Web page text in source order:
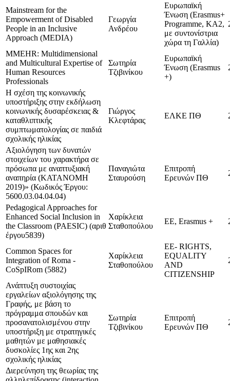
Mainstream for the
Empowerment of Disabled
People in an Inclusive
Approach (MEDIA)
Γεωργία
Ανδρέου
Ευρωπαϊκή
Ένωση (Erasmus+
Programme, KA2,
με συντονίστρια
χώρα τη Γαλλία)
MMEHR: Multidimensional
and Multicultural Expertise of
Human Resources
Professionals
Σωτηρία
Τζιβινίκου
Ευρωπαϊκή
Ένωση (Erasmus
+)
Η σχέση της κοινωνικής
υποστήριξης στην εκδήλωση
κοινωνικής δυσαρέσκειας &
καταθλιπτικής
συμπτωματολογίας σε παιδιά
σχολικής ηλικίας
Γιώργος
Κλεφτάρας
ΕΛΚΕ ΠΘ
Αξιολόγηση των δυνατών
στοιχείων του χαρακτήρα σε
πρόσωπα με αναπτυξιακή
αναπηρία (ΚΑΤΑΝΟΜΗ
2019)» (Κωδικός Έργου:
5600.03.04.04.04)
Παναγιώτα
Σταυρούση
Επιτροπή
Ερευνών ΠΘ
Pedagogical Approaches for
Enhanced Social Inclusion in
the Classroom (PAESIC) (αριθ
έργου5839)
Χαρίκλεια
Σταθοπούλου
ΕΕ, Εrasmus +
Common Spaces for
Integration of Roma -
CoSpIRom (5882)
Χαρίκλεια
Σταθοπούλου
EE- RIGHTS,
EQUALITY
AND
CITIZENSHIP
Ανάπτυξη συστοιχίας
εργαλείων αξιολόγησης της
Γραφής, με βάση το
πρόγραμμα σπουδών και
προσανατολισμένου στην
υποστήριξη με στρατηγικές
μαθητών με μαθησιακές
δυσκολίες 1ης και 2ης
σχολικής ηλικίας
Σωτηρία
Τζιβινίκου
Επιτροπή
Ερευνών ΠΘ
Διερεύνηση της θεωρίας της